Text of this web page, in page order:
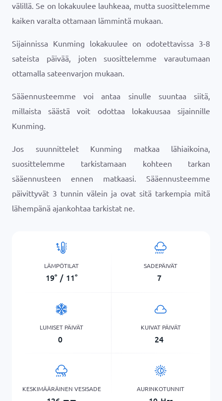
välillä. Se on lokakuulee lauhkeaa, mutta suosittelemme
kaiken varalta ottamaan lämmintä mukaan.
Sijainnissa Kunming lokakuulee on odotettavissa 3-8
sateista päivää, joten suosittelemme varautumaan
ottamalla sateenvarjon mukaan.
Sääennusteemme voi antaa sinulle suuntaa siitä,
millaista säästä voit odottaa lokakuusaa sijainnille
Kunming.
Jos suunnittelet Kunming matkaa lähiaikoina,
suosittelemme tarkistamaan kohteen tarkan
sääennusteen ennen matkaasi. Sääennusteemme
päivittyvät 3 tunnin välein ja ovat sitä tarkempia mitä
lähempänä ajankohtaa tarkistat ne.
LÄMPÖTILAT
19° / 11°
SADEPÄIVÄT
7
LUMISET PÄIVÄT
0
KUIVAT PÄIVÄT
24
KESKIMÄÄRÄINEN VESISADE AURINKOTUNNIT